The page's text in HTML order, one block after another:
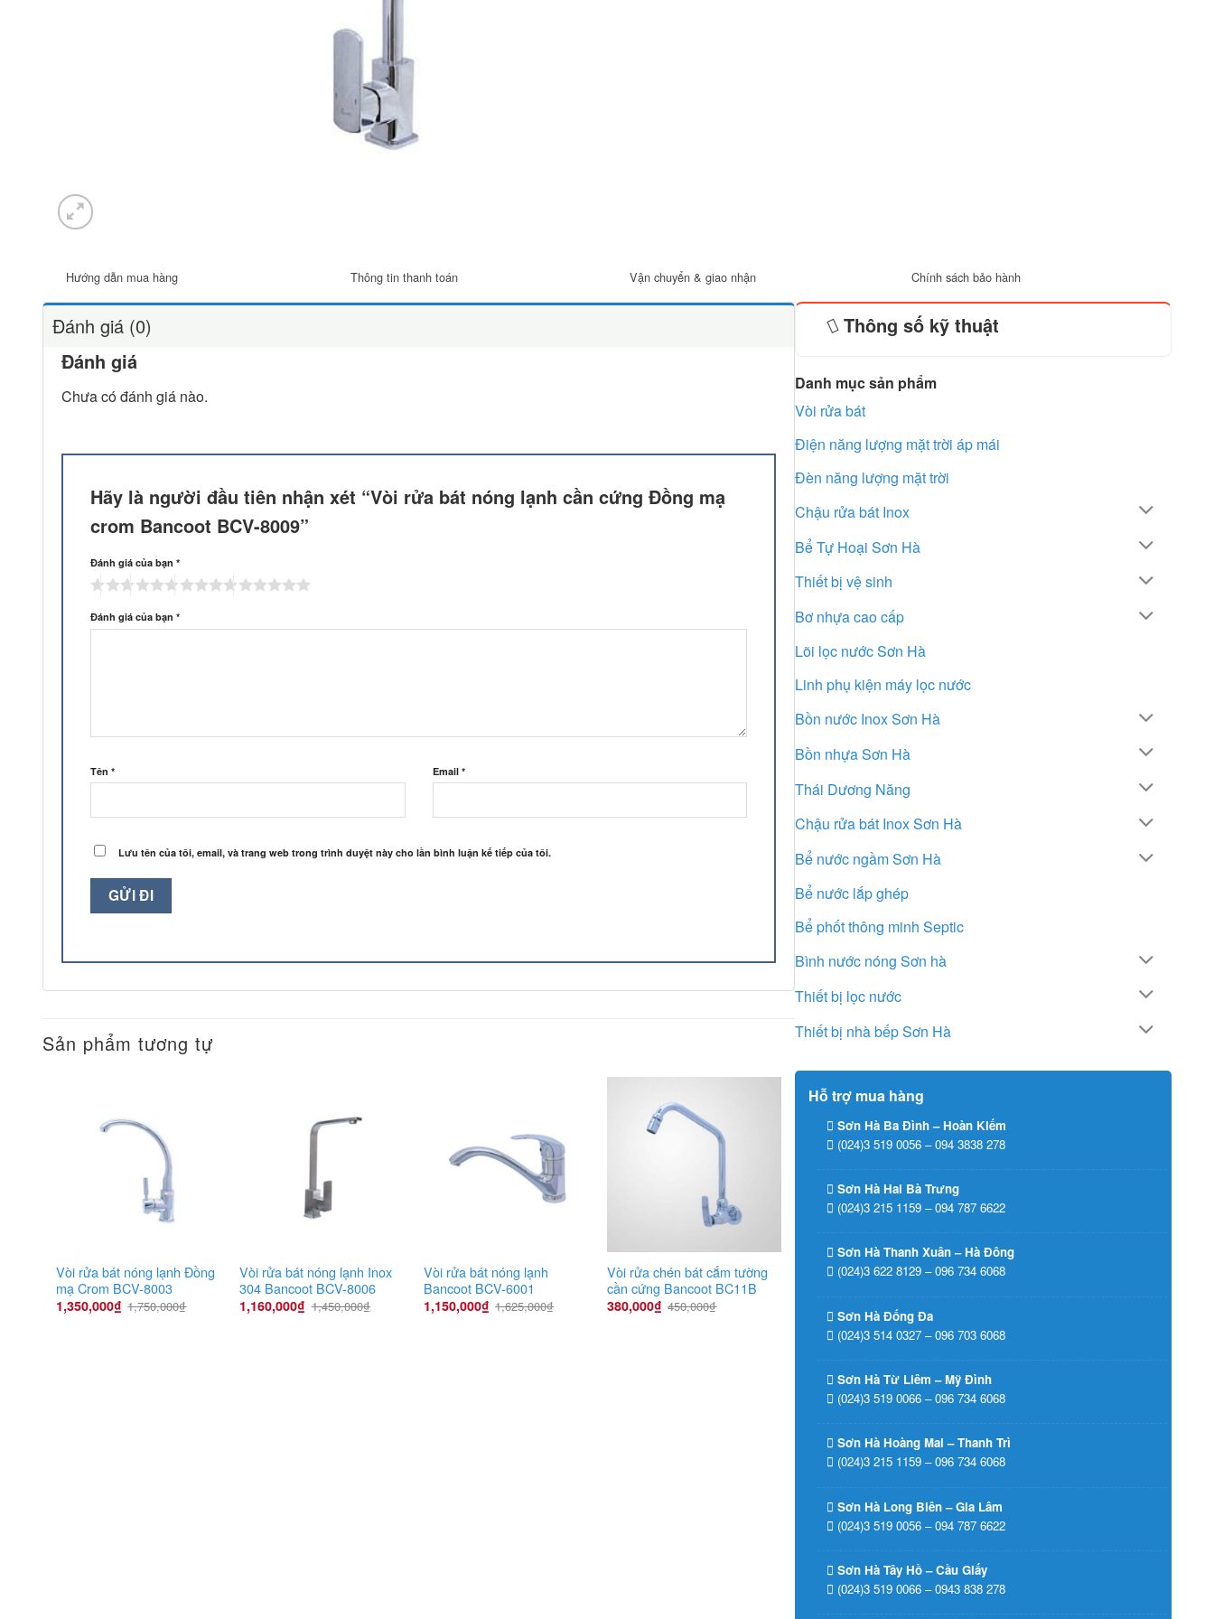
Hướng dẫn mua hàng Thông tin thanh toán Vận chuyển & giao nhận Chính sách bảo hành
Đánh giá (0)
Đánh giá
Chưa có đánh giá nào.
Hãy là người đầu tiên nhận xét “Vòi rửa bát nóng lạnh cần cứng Đồng mạ
crom Bancoot BCV-8009”
Đánh giá của bạn *
Đánh giá của bạn *
Tên * Email *
Lưu tên của tôi, email, và trang web trong trình duyệt này cho lần bình luận kế tiếp của tôi.
Sản phẩm tương tự
Vòi rửa bát nóng lạnh Đồng
mạ Crom BCV-8003
1,350,000₫ 1,750,000₫
Vòi rửa bát nóng lạnh Inox
304 Bancoot BCV-8006
1,160,000₫ 1,450,000₫
Vòi rửa bát nóng lạnh
Bancoot BCV-6001
1,150,000₫ 1,625,000₫
Vòi rửa chén bát cắm tường
cần cứng Bancoot BC11B
380,000₫ 450,000₫
Thông số kỹ thuật
Danh mục sản phẩm
Vòi rửa bát
Điện năng lượng mặt trời áp mái
Đèn năng lượng mặt trời
Chậu rửa bát Inox
Bể Tự Hoại Sơn Hà
Thiết bị vệ sinh
Bơ nhựa cao cấp
Lõi lọc nước Sơn Hà
Linh phụ kiện máy lọc nước
Bồn nước Inox Sơn Hà
Bồn nhựa Sơn Hà
Thái Dương Năng
Chậu rửa bát Inox Sơn Hà
Bể nước ngầm Sơn Hà
Bể nước lắp ghép
Bể phốt thông minh Septic
Bình nước nóng Sơn hà
Thiết bị lọc nước
Thiết bị nhà bếp Sơn Hà
Hỗ trợ mua hàng
Sơn Hà Ba Đình – Hoàn Kiếm
(024)3 519 0056 – 094 3838 278
Sơn Hà Hai Bà Trưng
(024)3 215 1159 – 094 787 6622
Sơn Hà Thanh Xuân – Hà Đông
(024)3 622 8129 – 096 734 6068
Sơn Hà Đống Đa
(024)3 514 0327 – 096 703 6068
Sơn Hà Từ Liêm – Mỹ Đình
(024)3 519 0066 – 096 734 6068
Sơn Hà Hoàng Mai – Thanh Trì
(024)3 215 1159 – 096 734 6068
Sơn Hà Long Biên – Gia Lâm
(024)3 519 0056 – 094 787 6622
Sơn Hà Tây Hồ – Cầu Giấy
(024)3 519 0066 – 0943 838 278